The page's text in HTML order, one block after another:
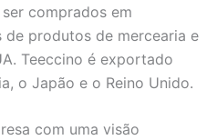
comprados em
de produtos de mercearia e
Teeccino é exportado
o Japão e o Reino Unido.
com uma visão